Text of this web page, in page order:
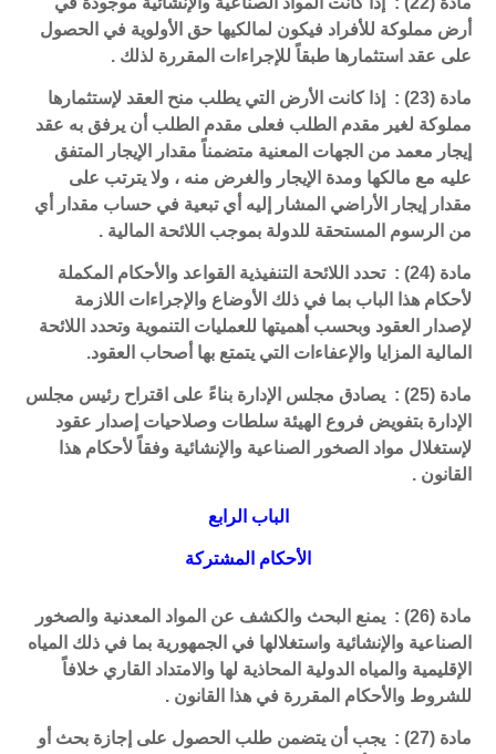
أرض مملوكة للأفراد فيكون لمالكيها حق الأولوية في الحصول
على عقد استثمارها طبقاً للإجراءات المقررة لذلك .
مادة (23) : إذا كانت الأرض التي يطلب منح العقد لإستثمارها
مملوكة لغير مقدم الطلب فعلى مقدم الطلب أن يرفق به عقد
إيجار معمد من الجهات المعنية متضمناً مقدار الإيجار المتفق
عليه مع مالكها ومدة الإيجار والغرض منه ، ولا يترتب على
مقدار إيجار الأراضي المشار إليه أي تبعية في حساب مقدار أي
من الرسوم المستحقة للدولة بموجب اللائحة المالية .
مادة (24) : تحدد اللائحة التنفيذية القواعد والأحكام المكملة
لأحكام هذا الباب بما في ذلك الأوضاع والإجراءات اللازمة
لإصدار العقود وبحسب أهميتها للعمليات التنموية وتحدد اللائحة
المالية المزايا والإعفاءات التي يتمتع بها أصحاب العقود.
مادة (25) : يصادق مجلس الإدارة بناءً على اقتراح رئيس مجلس
الإدارة بتفويض فروع الهيئة سلطات وصلاحيات إصدار عقود
لإستغلال مواد الصخور الصناعية والإنشائية وفقاً لأحكام هذا
القانون .
الباب الرابع
الأحكام المشتركة
مادة (26) : يمنع البحث والكشف عن المواد المعدنية والصخور
الصناعية والإنشائية واستغلالها في الجمهورية بما في ذلك المياه
الإقليمية والمياه الدولية المحاذية لها والامتداد القاري خلافاً
للشروط والأحكام المقررة في هذا القانون .
مادة (27) : يجب أن يتضمن طلب الحصول على إجازة بحث أو